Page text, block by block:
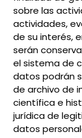
sobre las
actividades,
de su interés,
serán
el sistema de
datos podrán
de archivo de
científica e
jurídica de
datos